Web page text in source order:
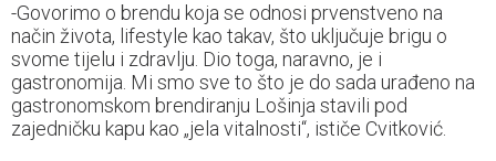
-Govorimo o brendu koja se odnosi prvenstveno na
način života, lifestyle kao takav, što uključuje brigu o
svome tijelu i zdravlju. Dio toga, naravno, je i
gastronomija. Mi smo sve to što je do sada urađeno na
gastronomskom brendiranju Lošinja stavili pod
zajedničku kapu kao „jela vitalnosti“, ističe Cvitković.